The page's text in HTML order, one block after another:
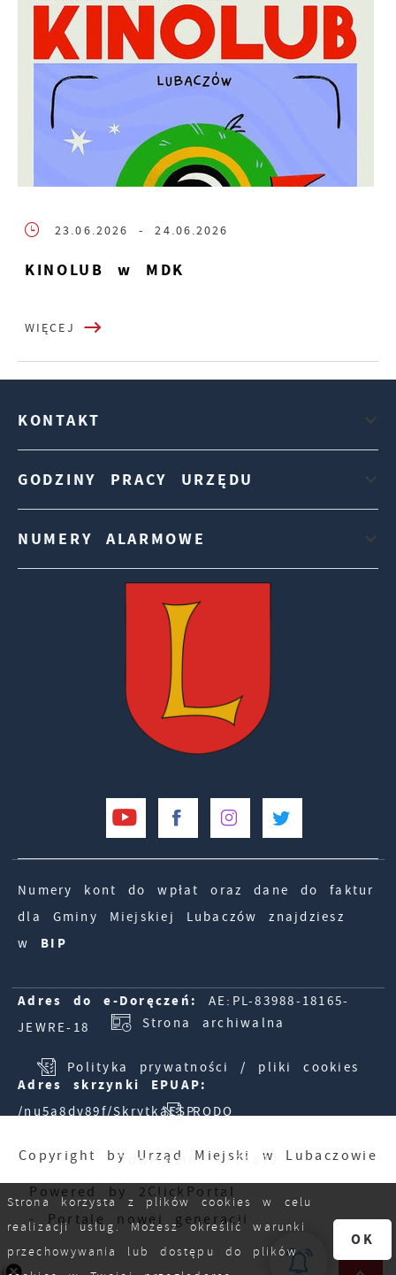
23.06.2026 - 24.06.2026
KINOLUB w MDK
WIĘCEJ
KONTAKT
GODZINY PRACY URZĘDU
NUMERY ALARMOWE
Numery kont do wpłat oraz dane do faktur
dla Gminy Miejskiej Lubaczów znajdziesz
w BIP
Adres do e-Doręczeń:
AE:PL-83988-18165-
JEWRE-18
Adres skrzynki EPUAP:
/nu5a8dv89f/SkrytkaESP
Strona archiwalna
Polityka prywatności / pliki cookies
RODO
Odwiedzin: 4274872
Online: 1023
Copyright by Urząd Miejski w Lubaczowie
Powered by 2ClickPortal
- Portale nowej generacji
Strona korzysta z plików cookies w celu
realizacji usług. Możesz określić warunki
przechowywania lub dostępu do plików
OK